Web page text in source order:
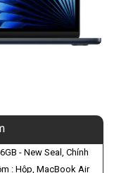
- New Seal, Chính
: Hộp, MacBook Air